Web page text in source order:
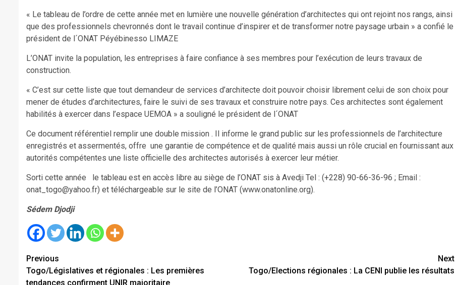
« Le tableau de l’ordre de cette année met en lumière une nouvelle génération d’architectes qui ont rejoint nos rangs, ainsi
que des professionnels chevronnés dont le travail continue d’inspirer et de transformer notre paysage urbain » a confié le
président de l´ONAT Péyébinesso LIMAZE
L’ONAT invite la population, les entreprises à faire confiance à ses membres pour l’exécution de leurs travaux de
construction.
« C’est sur cette liste que tout demandeur de services d’architecte doit pouvoir choisir librement celui de son choix pour
mener de études d’architectures, faire le suivi de ses travaux et construire notre pays. Ces architectes sont également
habilités à exercer dans l’espace UEMOA » a souligné le président de l´ONAT
Ce document référentiel remplir une double mission . Il informe le grand public sur les professionnels de l’architecture
enregistrés et assermentés, offre une garantie de compétence et de qualité mais aussi un rôle crucial en fournissant aux
autorités compétentes une liste officielle des architectes autorisés à exercer leur métier.
Sorti cette année le tableau est en accès libre au siège de l’ONAT sis à Avedji Tel : (+228) 90-66-36-96 ; Email :
onat_togo@yahoo.fr) et téléchargeable sur le site de l’ONAT (www.onatonline.org).
Sédem Djodji
Continue
Reading
Previous
Togo/Législatives et régionales : Les premières
tendances confirment UNIR majoritaire
Next
Togo/Elections régionales : La CENI publie les résultats